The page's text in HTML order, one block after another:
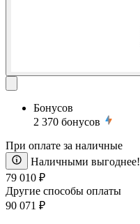
Бонусов
2 370 бонусов
При оплате за наличные
Наличными выгоднее!
79 010 ₽
Другие способы оплаты
90 071 ₽